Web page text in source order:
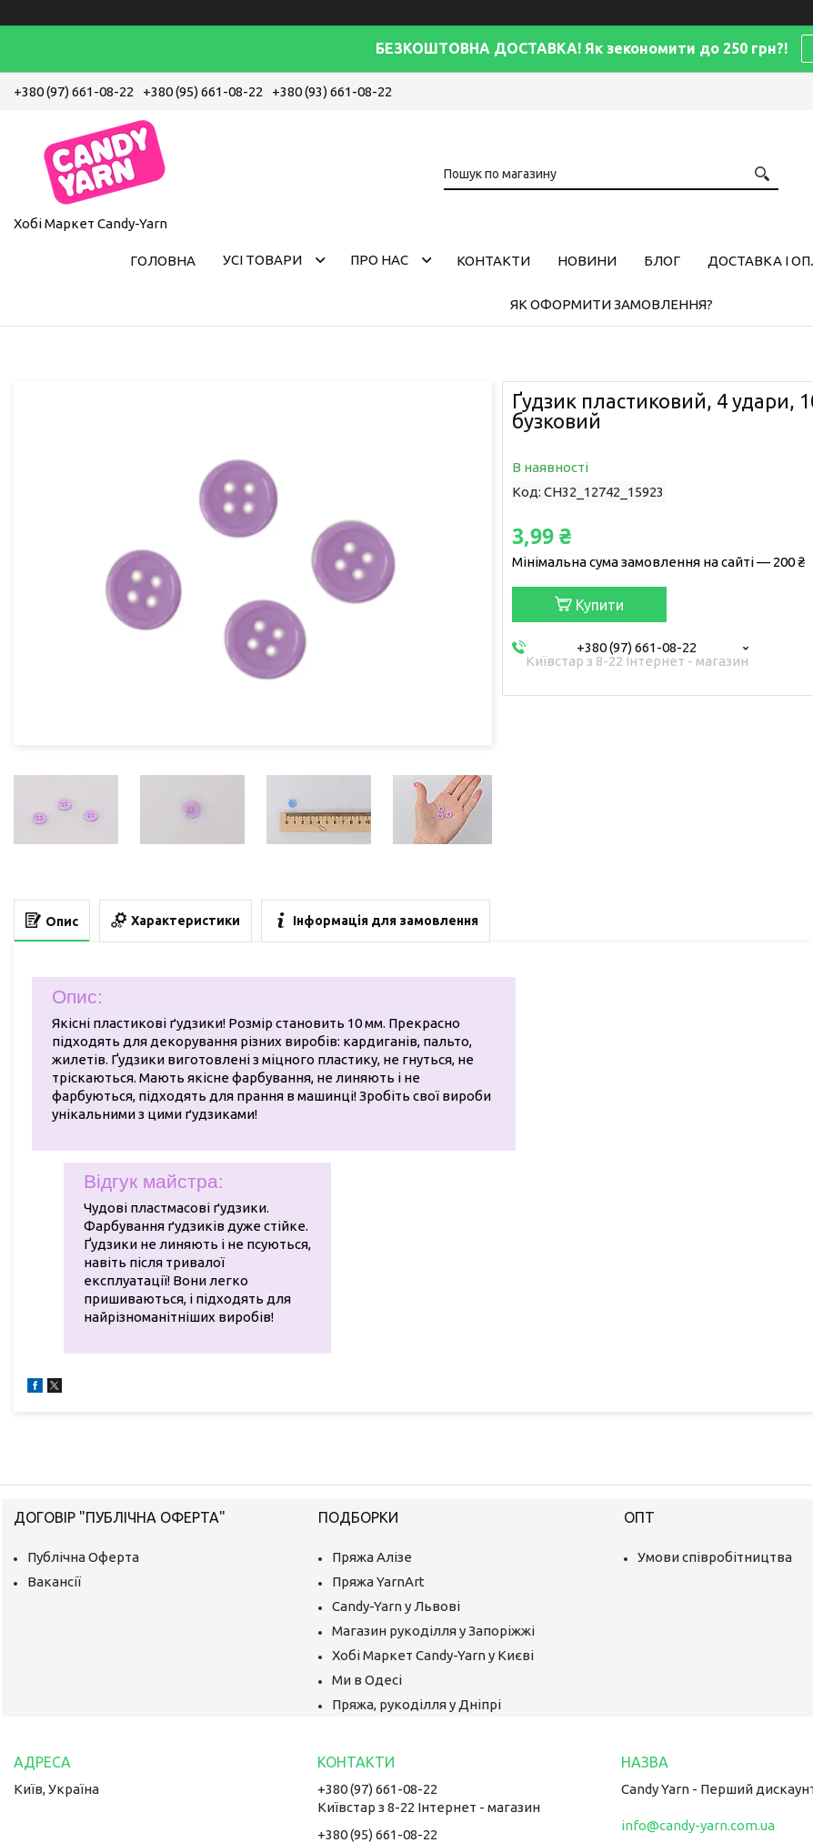
БЕЗКОШТОВНА ДОСТАВКА! Як зекономити до 250 грн?!
+380 (97) 661-08-22 +380 (95) 661-08-22 +380 (93) 661-08-22
Хобі Маркет Candy-Yarn
ГОЛОВНА УСІ ТОВАРИ ПРО НАС КОНТАКТИ НОВИНИ БЛОГ ДОСТАВКА І
ЯК ОФОРМИТИ ЗАМОВЛЕННЯ?
Ґудзик пластиковий, 4 удари,
бузковий
В наявності
Код: CH32_12742_15923
3,99 ₴
Мінімальна сума замовлення на сайті — 200 ₴
Купити
+380 (97) 661-08-22
Київстар з 8-22 Інтернет - магазин
Опис Характеристики Інформація для замовлення
Опис:
Якісні пластикові ґудзики! Розмір становить 10 мм. Прекрасно
підходять для декорування різних виробів: кардиганів, пальто,
жилетів. Ґудзики виготовлені з міцного пластику, не гнуться, не
тріскаються. Мають якісне фарбування, не линяють і не
фарбуються, підходять для прання в машинці! Зробіть свої вироби
унікальними з цими ґудзиками!
Відгук майстра:
Чудові пластмасові ґудзики.
Фарбування ґудзиків дуже стійке.
Ґудзики не линяють і не псуються,
навіть після тривалої
експлуатації! Вони легко
пришиваються, і підходять для
найрізноманітніших виробів!
ДОГОВІР "ПУБЛІЧНА ОФЕРТА"
Публічна Оферта
Вакансії
ПОДБОРКИ
Пряжа Алізе
Пряжа YarnArt
Candy-Yarn у Львові
Магазин рукоділля у Запоріжжі
Хобі Маркет Candy-Yarn у Києві
Ми в Одесі
Пряжа, рукоділля у Дніпрі
ОПТ
Умови співробітництва
Київ, Україна
+380 (97) 661-08-22
Київстар з 8-22 Інтернет - магазин
+380 (95) 661-08-22
Candy Yarn - Перший
info@candy-yarn.com.ua